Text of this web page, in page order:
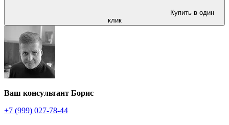
Купить в один
клик
Ваш консультант Борис
+7 (999) 027-78-44